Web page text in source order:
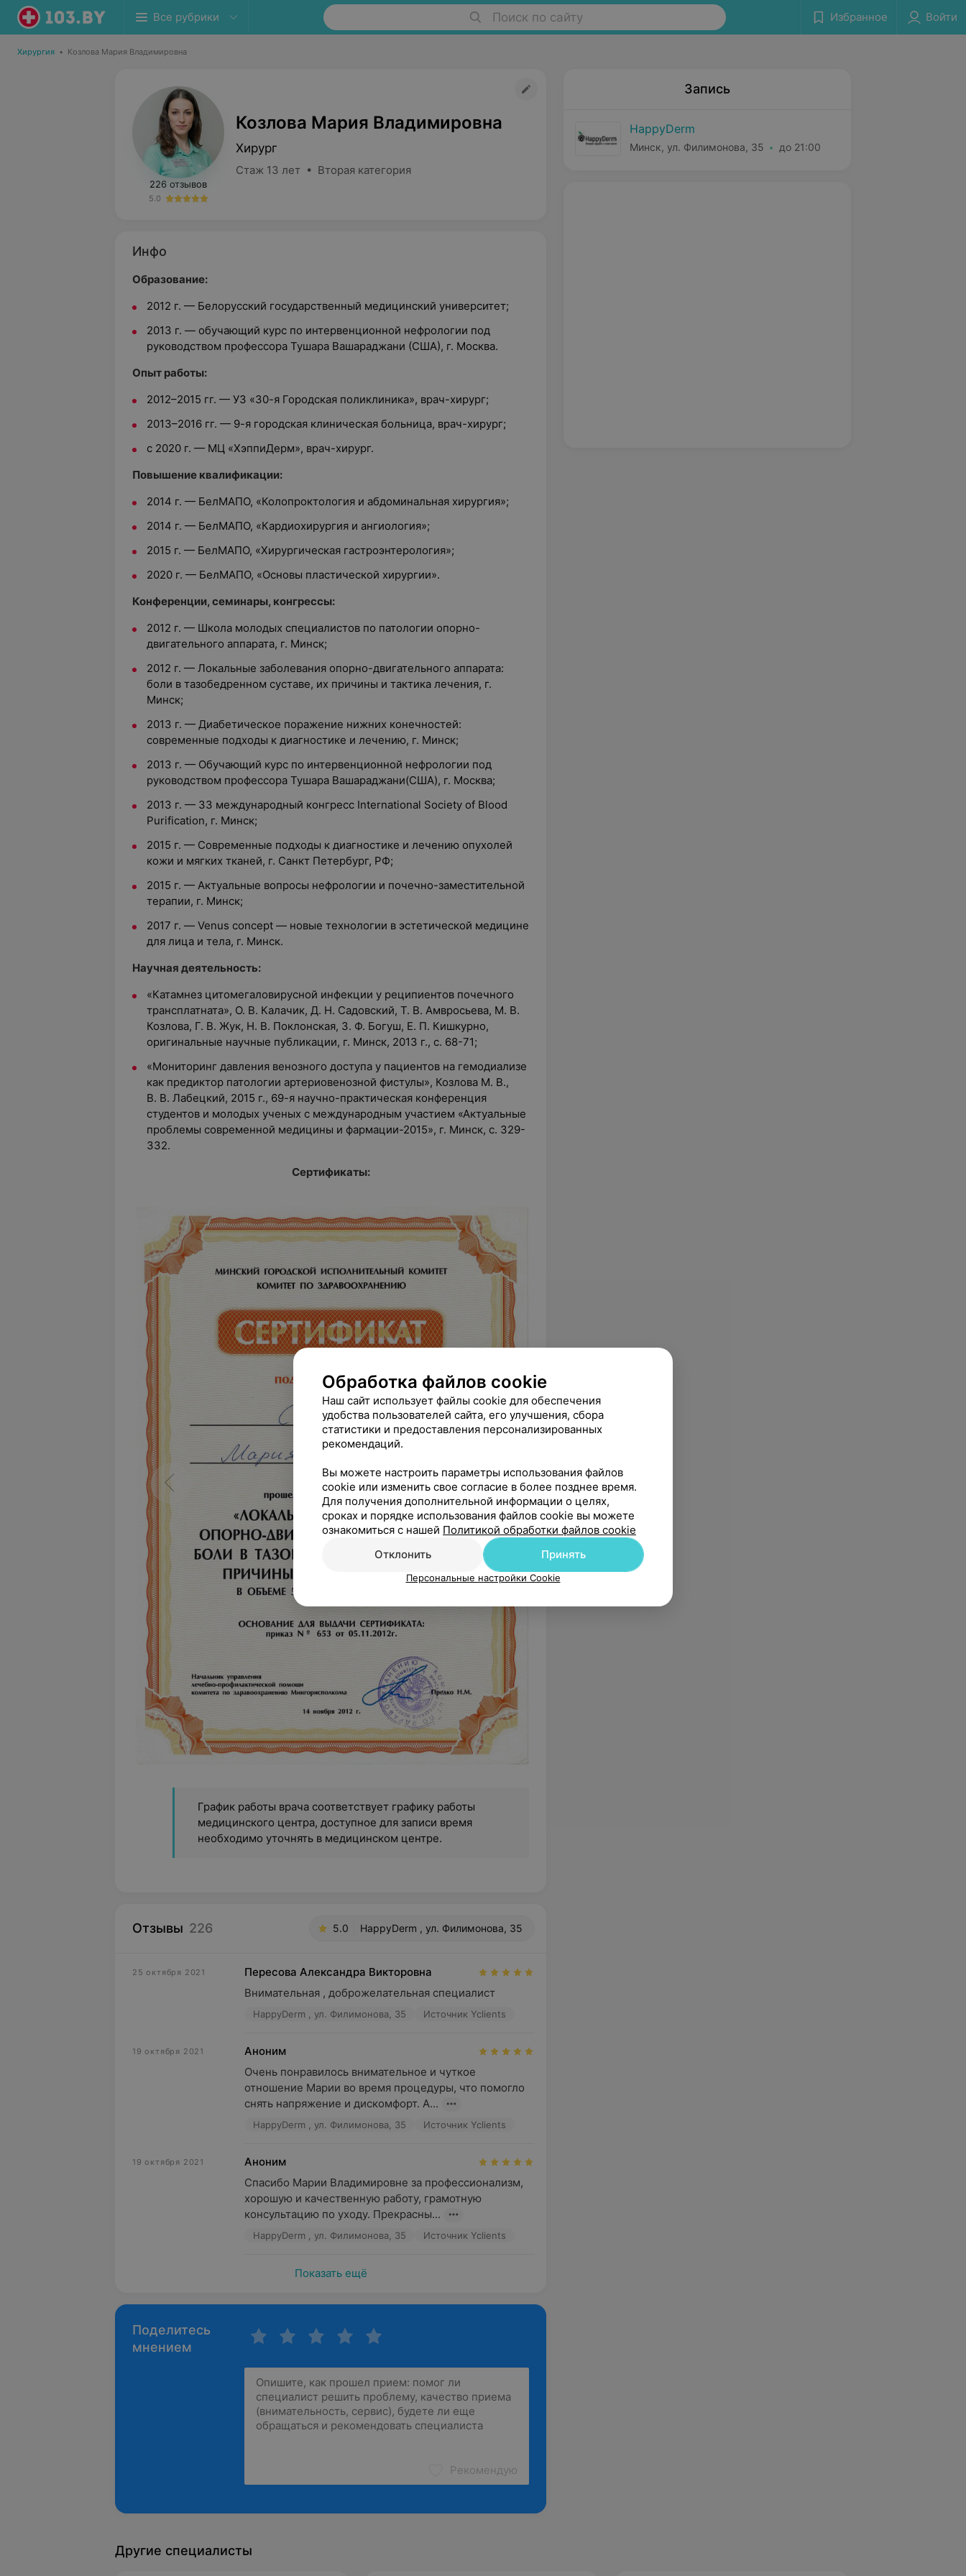
Все рубрики Поиск по сайту Избранное Войти
Хирургия • Козлова Мария Владимировна
226 отзывов
5.0
Козлова Мария Владимировна
Хирург
Стаж 13 лет • Вторая категория
Инфо
Образование:
2012 г. — Белорусский государственный медицинский университет;
2013 г. — обучающий курс по интервенционной нефрологии под
руководством профессора Тушара Вашараджани (США), г. Москва.
Опыт работы:
2012–2015 гг. — УЗ «30-я Городская поликлиника», врач-хирург;
2013–2016 гг. — 9-я городская клиническая больница, врач-хирург;
с 2020 г. — МЦ «ХэппиДерм», врач-хирург.
Повышение квалификации:
2014 г. — БелМАПО, «Колопроктология и абдоминальная хирургия»;
2014 г. — БелМАПО, «Кардиохирургия и ангиология»;
2015 г. — БелМАПО, «Хирургическая гастроэнтерология»;
2020 г. — БелМАПО, «Основы пластической хирургии».
Конференции, семинары, конгрессы:
2012 г. — Школа молодых специалистов по патологии опорно-
двигательного аппарата, г. Минск;
2012 г. — Локальные заболевания опорно-двигательного аппарата:
боли в тазобедренном суставе, их причины и тактика лечения, г.
Минск;
2013 г. — Диабетическое поражение нижних конечностей:
современные подходы к диагностике и лечению, г. Минск;
2013 г. — Обучающий курс по интервенционной нефрологии под
руководством профессора Тушара Вашараджани(США), г. Москва;
2013 г. — 33 международный конгресс International Society of Blood
Purification, г. Минск;
2015 г. — Современные подходы к диагностике и лечению опухолей
кожи и мягких тканей, г. Санкт Петербург, РФ;
2015 г. — Актуальные вопросы нефрологии и почечно-заместительной
терапии, г. Минск;
2017 г. — Venus concept — новые технологии в эстетической медицине
для лица и тела, г. Минск.
Научная деятельность:
«Катамнез цитомегаловирусной инфекции у реципиентов почечного
трансплатната», О. В. Калачик, Д. Н. Садовский, Т. В. Амвросьева, М. В.
Козлова, Г. В. Жук, Н. В. Поклонская, З. Ф. Богуш, Е. П. Кишкурно,
оригинальные научные публикации, г. Минск, 2013 г., с. 68-71;
«Мониторинг давления венозного доступа у пациентов на гемодиализе
как предиктор патологии артериовенозной фистулы», Козлова М. В.,
В. В. Лабецкий, 2015 г., 69-я научно-практическая конференция
студентов и молодых ученых с международным участием «Актуальные
проблемы современной медицины и фармации-2015», г. Минск, с. 329-
332.
Сертификаты:
График работы врача соответствует графику работы
медицинского центра, доступное для записи время
необходимо уточнять в медицинском центре.
Отзывы 226 5.0 HappyDerm , ул. Филимонова, 35
25 октября 2021
Пересова Александра Викторовна
Внимательная , доброжелательная специалист
HappyDerm , ул. Филимонова, 35 Источник Yclients
19 октября 2021
Аноним
Очень понравилось внимательное и чуткое
отношение Марии во время процедуры, что помогло
снять напряжение и дискомфорт. А...
HappyDerm , ул. Филимонова, 35 Источник Yclients
19 октября 2021
Аноним
Спасибо Марии Владимировне за профессионализм,
хорошую и качественную работу, грамотную
консультацию по уходу. Прекрасны...
HappyDerm , ул. Филимонова, 35 Источник Yclients
Показать ещё
Поделитесь
мнением
Рекомендую
Запись
HappyDerm
Минск, ул. Филимонова, 35 до 21:00
Другие специалисты
Обработка файлов cookie
Наш сайт использует файлы cookie для обеспечения
удобства пользователей сайта, его улучшения, сбора
статистики и предоставления персонализированных
рекомендаций.
Вы можете настроить параметры использования файлов
cookie или изменить свое согласие в более позднее время.
Для получения дополнительной информации о целях,
сроках и порядке использования файлов cookie вы можете
ознакомиться с нашей Политикой обработки файлов cookie
Отклонить
Принять
Персональные настройки Cookie